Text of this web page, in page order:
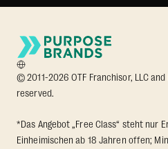
© 2011-2026 OTF Franchisor, LLC
reserved.
*Das Angebot „Free Class“ steht nur
Einheimischen ab 18 Jahren offen;